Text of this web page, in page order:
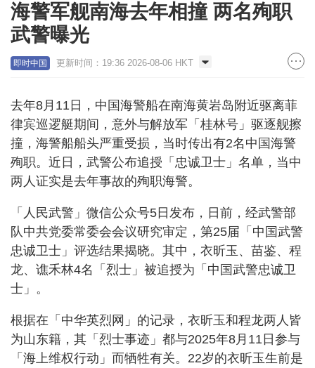
海警军舰南海去年相撞 两名殉职
武警曝光
即时中国 更新时间：19:36 2026-08-06 HKT
去年8月11日，中国海警船在南海黄岩岛附近驱离菲
律宾巡逻艇期间，意外与解放军「桂林号」驱逐舰擦
撞，海警船船头严重受损，当时传出有2名中国海警
殉职。近日，武警公布追授「忠诚卫士」名单，当中
两人证实是去年事故的殉职海警。
「人民武警」微信公众号5日发布，日前，经武警部
队中共党委常委会会议研究审定，第25届「中国武警
忠诚卫士」评选结果揭晓。其中，衣昕玉、苗鉴、程
龙、谯禾林4名「烈士」被追授为「中国武警忠诚卫
士」。
根据在「中华英烈网」的记录，衣昕玉和程龙两人皆
为山东籍，其「烈士事迹」都与2025年8月11日参与
「海上维权行动」而牺牲有关。22岁的衣昕玉生前是